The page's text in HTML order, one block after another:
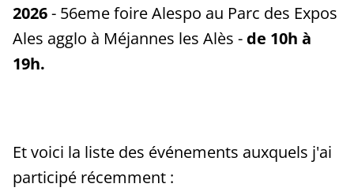
2026- 56eme foire Alespo au Parc des Expos
Ales agglo à Méjannes les Alès - de 10h à
19h.
Et voici la liste des événements auxquels j'ai
participé récemment :